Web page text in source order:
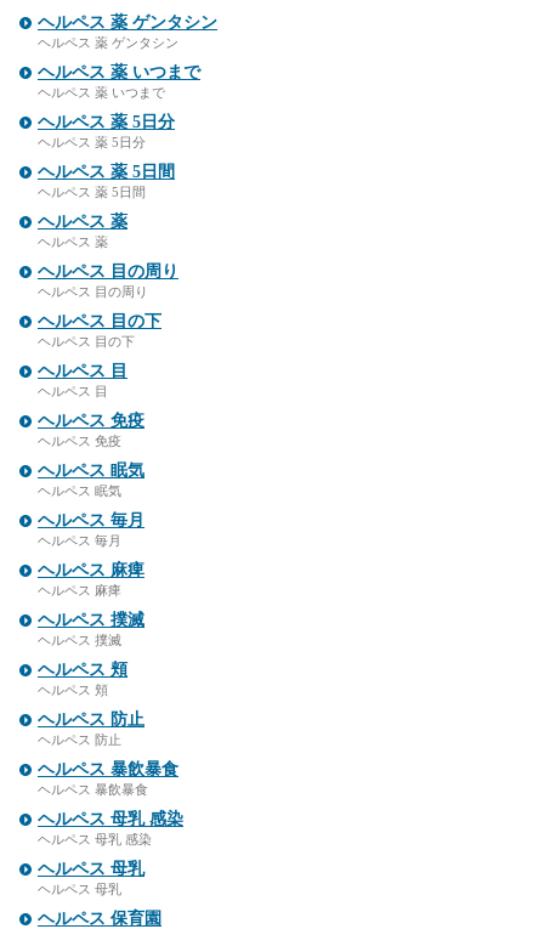
ヘルペス 薬 ゲンタシン
ヘルペス 薬 ゲンタシン
ヘルペス 薬 いつまで
ヘルペス 薬 いつまで
ヘルペス 薬 5日分
ヘルペス 薬 5日分
ヘルペス 薬 5日間
ヘルペス 薬 5日間
ヘルペス 薬
ヘルペス 薬
ヘルペス 目の周り
ヘルペス 目の周り
ヘルペス 目の下
ヘルペス 目の下
ヘルペス 目
ヘルペス 目
ヘルペス 免疫
ヘルペス 免疫
ヘルペス 眠気
ヘルペス 眠気
ヘルペス 毎月
ヘルペス 毎月
ヘルペス 麻痺
ヘルペス 麻痺
ヘルペス 撲滅
ヘルペス 撲滅
ヘルペス 頬
ヘルペス 頬
ヘルペス 防止
ヘルペス 防止
ヘルペス 暴飲暴食
ヘルペス 暴飲暴食
ヘルペス 母乳 感染
ヘルペス 母乳 感染
ヘルペス 母乳
ヘルペス 母乳
ヘルペス 保育園